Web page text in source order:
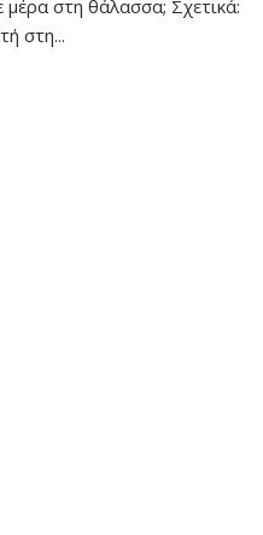
μέρα στη θάλασσα; Σχετικά:
στη...